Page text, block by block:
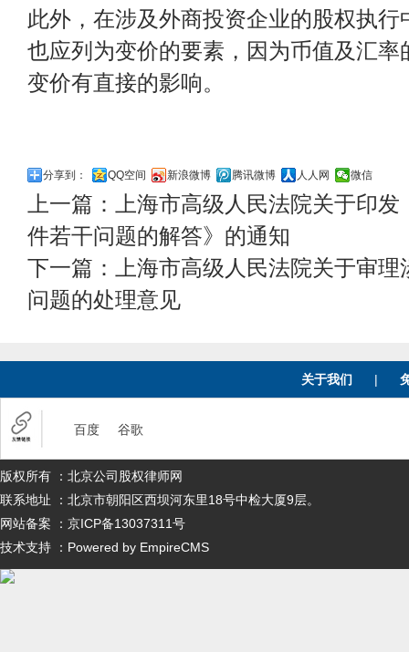
此外，在涉及外商投资企业的股权执
也应列为变价的要素，因为币值及汇
变价有直接的影响。
分享到： QQ空间 新浪微博 腾讯微博 人人网 微信
上一篇：
上海市高级人民法院关于印
件若干问题的解答》的通知
下一篇：
上海市高级人民法院关于审
问题的处理意见
关于我们 |
百度 谷歌
版权所有 ：北京公司股权律师网
联系地址 ：北京市朝阳区西坝河东里18号中检大厦9层。
网站备案 ：京ICP备13037311号
技术支持 ：Powered by EmpireCMS